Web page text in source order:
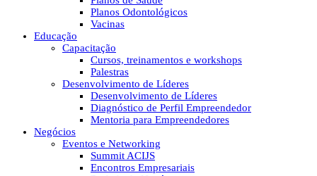
Planos Odontológicos
Vacinas
Educação
Capacitação
Cursos, treinamentos e workshops
Palestras
Desenvolvimento de Líderes
Desenvolvimento de Líderes
Diagnóstico de Perfil Empreendedor
Mentoria para Empreendedores
Negócios
Eventos e Networking
Summit ACIJS
Encontros Empresariais